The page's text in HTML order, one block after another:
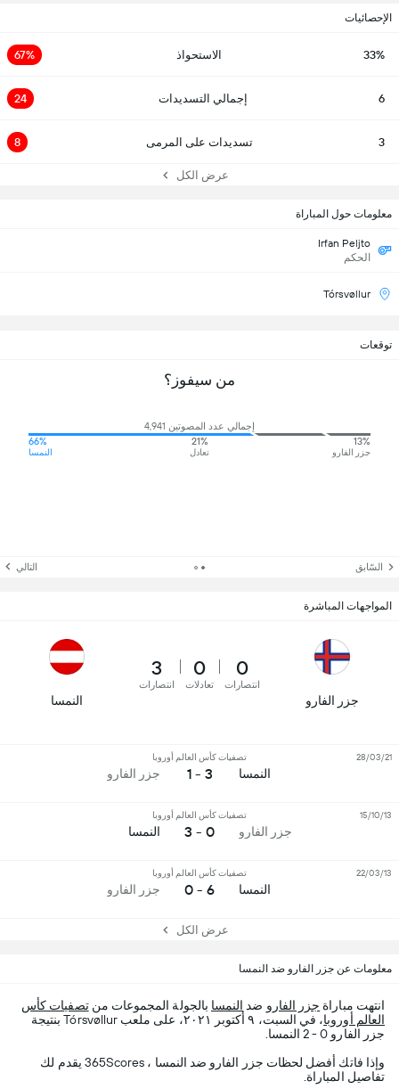
الإحصائيات
33% الاستحواذ 67%
6 إجمالي التسديدات 24
3 تسديدات على المرمى 8
عرض الكل
معلومات حول المباراة
Irfan Peljto
الحكم
Tórsvøllur
توقعات
من سيفوز؟
إجمالي عدد المصوتين 4,941
13%
جزر الفارو
21%
تعادل
66%
النمسا
السّابق التالي
المواجهات المباشرة
جزر الفارو
0
انتصارات
0
تعادلات
3
انتصارات
النمسا
النمسا
تصفيات كأس العالم أوروبا
3 - 1 جزر الفارو
28/03/21
جزر الفارو
تصفيات كأس العالم أوروبا
0 - 3 النمسا
15/10/13
النمسا
تصفيات كأس العالم أوروبا
6 - 0 جزر الفارو
22/03/13
عرض الكل
معلومات عن جزر الفارو ضد النمسا
انتهت مباراة جزر الفارو ضد النمسا بالجولة المجموعات منتصفيات كأس
العالم أوروبا
، في السبت، ٩ أكتوبر ٢٠٢١، على ملعب Tórsvøllur بنتيجة
جزر الفارو 0 - 2 النمسا.
وإذا فاتك أفضل لحظات جزر الفارو ضد النمسا ، 365Scores يقدم لك
تفاصيل المباراة.